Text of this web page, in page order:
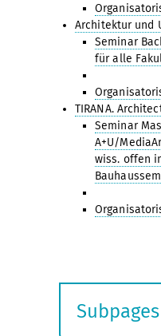
Architektur und
Seminar
für alle
TIRANA.
Seminar
A+U/
wiss. offen
Subpages